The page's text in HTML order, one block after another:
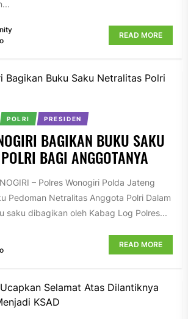
READ MORE
POLRI PRESIDEN
BAGIKAN BUKU SAKU
BAGI ANGGOTANYA
– Polres Wonogiri Polda Jateng
Pedoman Netralitas Anggota Polri Dalam
saku dibagikan oleh Kabag Log Polres...
READ MORE